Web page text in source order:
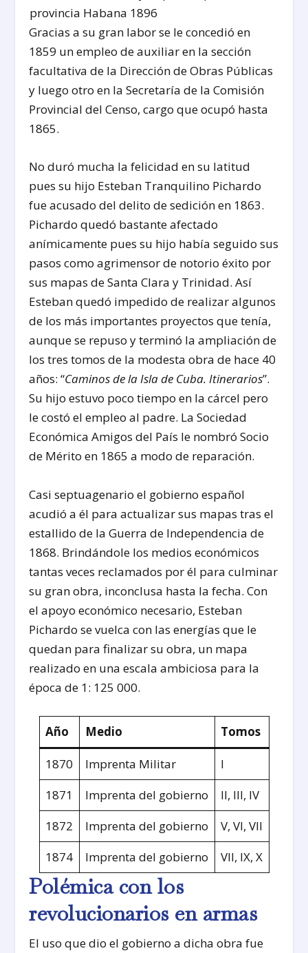
Gracias a su gran labor se le concedió en
1859 un empleo de auxiliar en la sección
facultativa de la Dirección de Obras Públicas
y luego otro en la Secretaría de la Comisión
Provincial del Censo, cargo que ocupó hasta
1865.
No duró mucha la felicidad en su latitud
pues su hijo Esteban Tranquilino Pichardo
fue acusado del delito de sedición en 1863.
Pichardo quedó bastante afectado
anímicamente pues su hijo había seguido sus
pasos como agrimensor de notorio éxito por
sus mapas de Santa Clara y Trinidad. Así
Esteban quedó impedido de realizar algunos
de los más importantes proyectos que tenía,
aunque se repuso y terminó la ampliación de
los tres tomos de la modesta obra de hace 40
años: “Caminos de la Isla de Cuba. Itinerarios”.
Su hijo estuvo poco tiempo en la cárcel pero
le costó el empleo al padre. La Sociedad
Económica Amigos del País le nombró Socio
de Mérito en 1865 a modo de reparación.
Casi septuagenario el gobierno español
acudió a él para actualizar sus mapas tras el
estallido de la Guerra de Independencia de
1868. Brindándole los medios económicos
tantas veces reclamados por él para culminar
su gran obra, inconclusa hasta la fecha. Con
el apoyo económico necesario, Esteban
Pichardo se vuelca con las energías que le
quedan para finalizar su obra, un mapa
realizado en una escala ambiciosa para la
época de 1: 125 000.
Año Medio Tomos
1870 Imprenta Militar
I
1871
Imprenta del gobierno
II, III, IV
1872
Imprenta del gobierno
V, VI, VII
1874
Imprenta del gobierno VII, IX, X
Polémica con los
revolucionarios en armas
El uso que dio el gobierno a dicha obra fue